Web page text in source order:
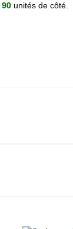
90 unités de côté